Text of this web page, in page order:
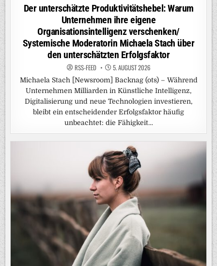
in
Der unterschätzte Produktivitätshebel: Warum
Unternehmen ihre eigene
Organisationsintelligenz verschenken/
Systemische Moderatorin Michaela Stach über
den unterschätzten Erfolgsfaktor
RSS-FEED 5. AUGUST 2026
Michaela Stach [Newsroom] Backnag (ots) – Während
Unternehmen Milliarden in Künstliche Intelligenz,
Digitalisierung und neue Technologien investieren,
bleibt ein entscheidender Erfolgsfaktor häufig
unbeachtet: die Fähigkeit…